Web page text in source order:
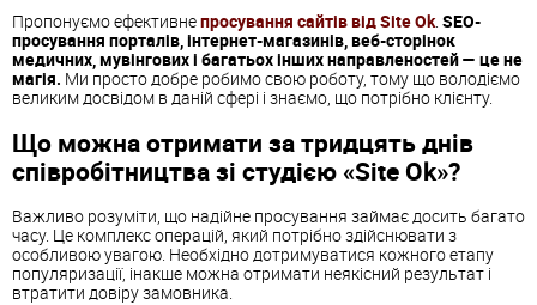
Пропонуємо ефективнепросування сайтів від Site Ok. SEO-
просування порталів, інтернет-магазинів, веб-сторінок
медичних, мувінгових і багатьох інших направленостей — це не
магія. Ми просто добре робимо свою роботу, тому що володіємо
великим досвідом в даній сфері і знаємо, що потрібно клієнту.
Що можна отримати за тридцять днів
співробітництва зі студією «Site Ok»?
Важливо розуміти, що надійне просування займає досить багато
часу. Це комплекс операцій, який потрібно здійснювати з
особливою увагою. Необхідно дотримуватися кожного етапу
популяризації, інакше можна отримати неякісний результат і
втратити довіру замовника.